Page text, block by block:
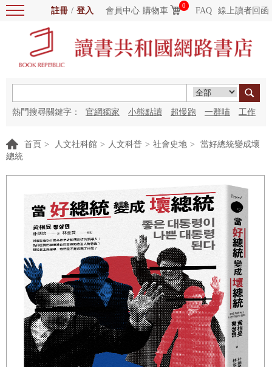
註冊 / 登入 會員中心 購物車
0
FAQ 線上讀者回函
熱門搜尋關鍵字： 官網獨家 小熊點讀 超慢跑 一群喵 工作
首頁 > 人文社科館 > 人文科普 > 社會史地 >
當好總統變成壞
總統